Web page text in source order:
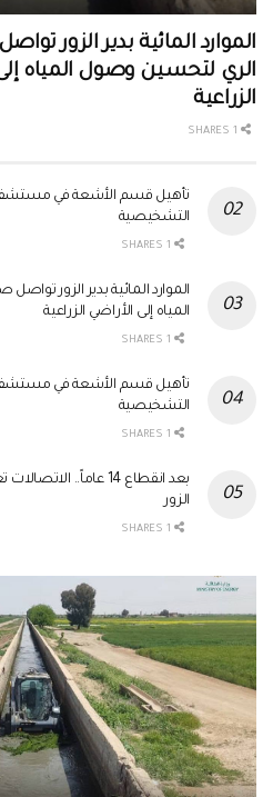
الموارد المائية بدير الزور
الري لتحسين وصول المياه
الزراعية
تأهيل قسم الأشعة في مستشفى
التشخيصية
الموارد المائية بدير الزور
المياه إلى الأراضي الزراعية
تأهيل قسم الأشعة في مستشفى
التشخيصية
بعد انقطاع 14 عاماً..
الزور